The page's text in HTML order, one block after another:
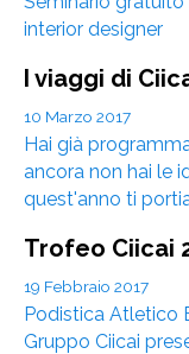
interior designer
I viaggi di
10 Marzo 2017
Hai già
ancora non hai le
quest'anno ti
Trofeo Ciicai
19 Febbraio 2017
Podistica Atletico
Gruppo Ciicai